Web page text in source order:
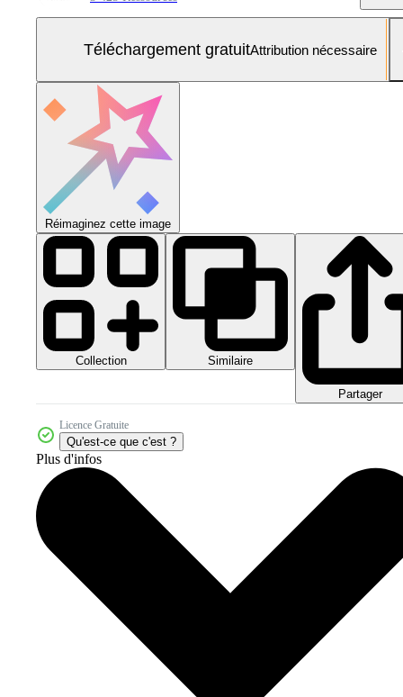
Téléchargement gratuitAttribution nécessaire
Réimaginez cette image
Collection Similaire
Partager
Licence Gratuite
Qu'est-ce que c'est ?
Plus d'infos